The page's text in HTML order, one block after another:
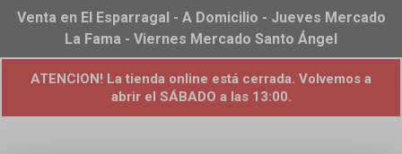
Venta en El Esparragal - A Domicilio - Jueves Mercado
La Fama - Viernes Mercado Santo Ángel
ATENCION! La tienda online está cerrada. Volvemos a
abrir el SÁBADO a las 13:00.